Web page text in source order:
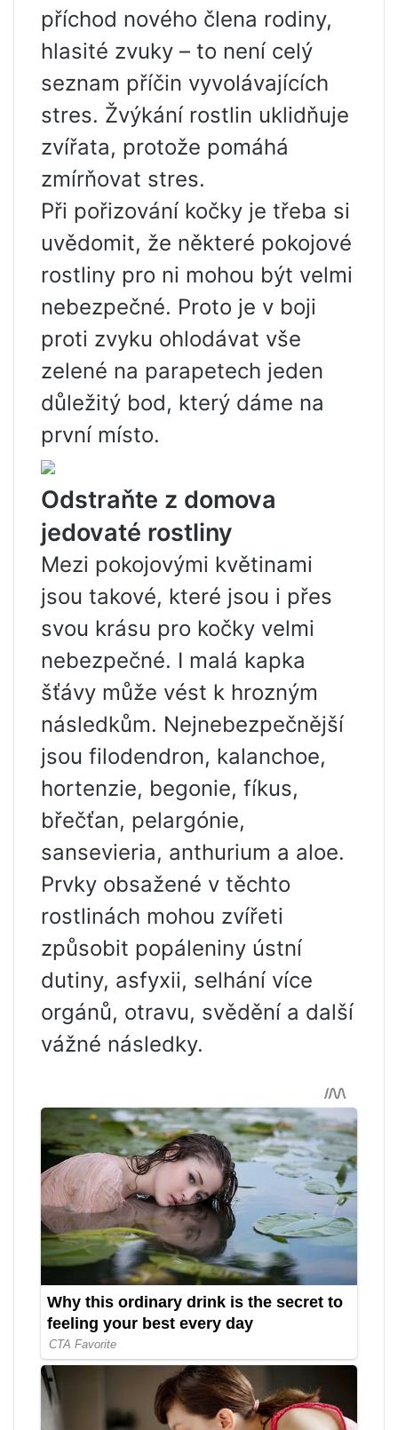
příchod nového člena rodiny,
hlasité zvuky – to není celý
seznam příčin vyvolávajících
stres. Žvýkání rostlin uklidňuje
zvířata, protože pomáhá
zmírňovat stres.
Při pořizování kočky je třeba si
uvědomit, že některé pokojové
rostliny pro ni mohou být velmi
nebezpečné. Proto je v boji
proti zvyku ohlodávat vše
zelené na parapetech jeden
důležitý bod, který dáme na
první místo.
Odstraňte z domova
jedovaté rostliny
Mezi pokojovými květinami
jsou takové, které jsou i přes
svou krásu pro kočky velmi
nebezpečné. I malá kapka
šťávy může vést k hrozným
následkům. Nejnebezpečnější
jsou filodendron, kalanchoe,
hortenzie, begonie, fíkus,
břečťan, pelargónie,
sansevieria, anthurium a aloe.
Prvky obsažené v těchto
rostlinách mohou zvířeti
způsobit popáleniny ústní
dutiny, asfyxii, selhání více
orgánů, otravu, svědění a další
vážné následky.